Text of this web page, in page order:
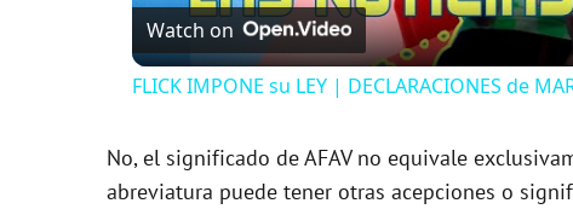
a
V
Watch on
FLICK IMPONE su LEY | DECLARACIONES de
No, el significado de AFAV no equivale
abreviatura puede tener otras acepciones o